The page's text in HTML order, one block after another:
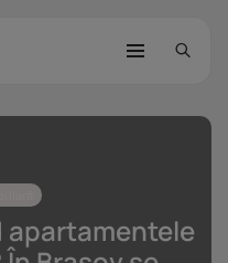
apartamentele